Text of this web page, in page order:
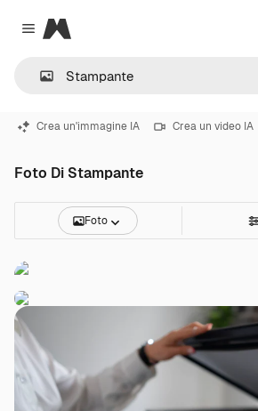
Close menu
Magnific
Crea un'immagine IA Crea un video IA
Foto Di Stampante
Foto